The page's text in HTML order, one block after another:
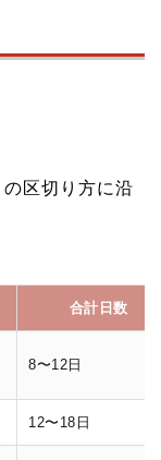
区切り方に沿
合計日数
8〜12日
12〜18日